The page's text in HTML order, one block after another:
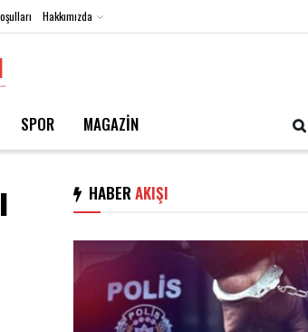
Hakkımızda
SPOR MAGAZİN
HABER AKIŞI